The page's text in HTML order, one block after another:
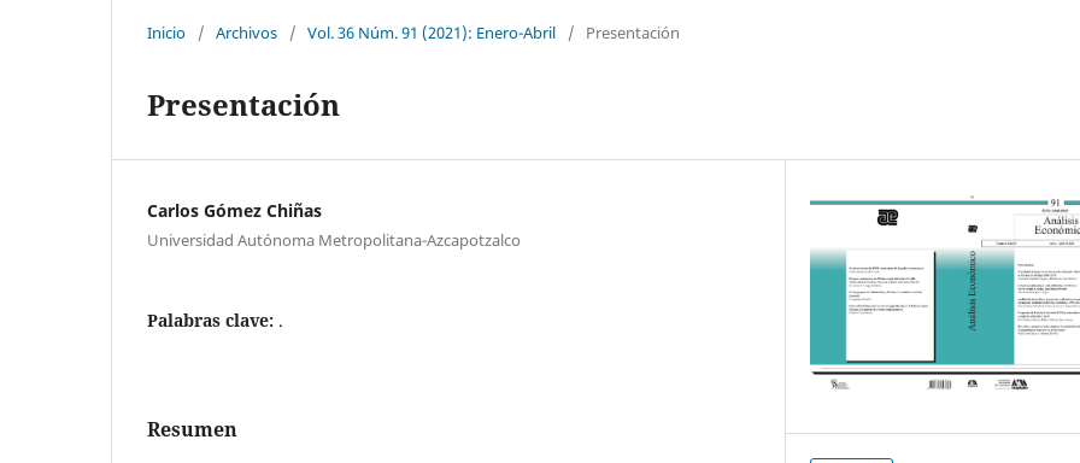
Inicio / Archivos / Vol. 36 Núm. 91 (2021): Enero-Abril / Presentación
Presentación
Carlos Gómez Chiñas
Universidad Autónoma Metropolitana-Azcapotzalco
Palabras clave: .
Resumen